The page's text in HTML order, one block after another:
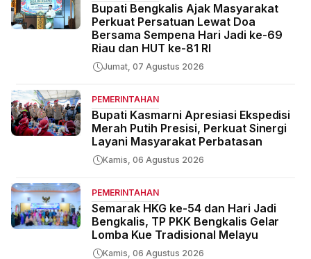
Bupati Bengkalis Ajak Masyarakat
Perkuat Persatuan Lewat Doa
Bersama Sempena Hari Jadi ke-69
Riau dan HUT ke-81 RI
Jumat, 07 Agustus 2026
PEMERINTAHAN
Bupati Kasmarni Apresiasi Ekspedisi
Merah Putih Presisi, Perkuat Sinergi
Layani Masyarakat Perbatasan
Kamis, 06 Agustus 2026
PEMERINTAHAN
Semarak HKG ke-54 dan Hari Jadi
Bengkalis, TP PKK Bengkalis Gelar
Lomba Kue Tradisional Melayu
Kamis, 06 Agustus 2026